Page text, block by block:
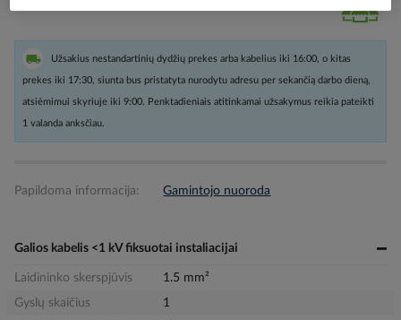
Užsakius nestandartinių dydžių prekes arba kabelius iki 16:00, o kitas
prekes iki 17:30, siunta bus pristatyta nurodytu adresu per sekančią darbo dieną,
atsiėmimui skyriuje iki 9:00. Penktadieniais atitinkamai užsakymus reikia pateikti
1 valanda anksčiau.
Papildoma informacija: Gamintojo nuoroda
Galios kabelis <1 kV fiksuotai instaliacijai
Laidininko skerspjūvis
1.5 mm²
Gyslų skaičius
1